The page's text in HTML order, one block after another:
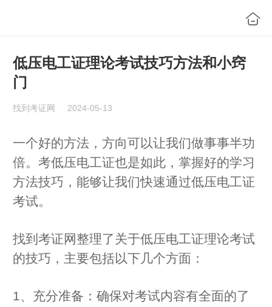
低压电工证理论考试技巧方法和小窍
门
找到考证网 2024-05-13
一个好的方法，方向可以让我们做事事半功
倍。考低压电工证也是如此，掌握好的学习
方法技巧，能够让我们快速通过低压电工证
考试。
找到考证网整理了关于低压电工证理论考试
的技巧，主要包括以下几个方面：
1、充分准备：确保对考试内容有全面的了